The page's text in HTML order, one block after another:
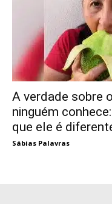
A verdade sobre
ninguém
que ele é
Sábias Palavras